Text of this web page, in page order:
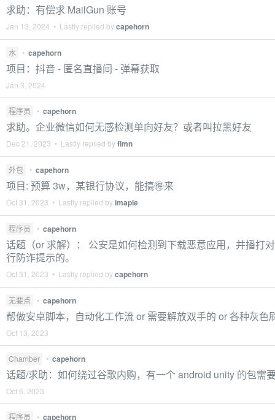
求助：有偿求 MailGun 账号
Jan 13, 2024 • Lastly replied bycapehorn
水 • capehorn
项目：抖音 - 匿名直播间 - 弹幕获取
Jan 3, 2024
程序员 • capehorn
求助。企业微信如何无感检测单向好友？或者叫拉黑好友
Dec 21, 2023 • Lastly replied byflmn
外包 • capehorn
项目: 预算 3w，某银行协议，能搞🉐️来
Oct 31, 2023 • Lastly replied byimaple
程序员 • capehorn
话题（or 求解）： 公安是如何检测到下载恶意应用，并播打
行防诈提示的。
Oct 31, 2023 • Lastly replied bycapehorn
无要点 • capehorn
帮做安卓脚本，自动化工作流 or 需要解放双手的 or 各种灰色
Oct 13, 2023
Chamber • capehorn
话题/求助：如何绕过谷歌内购，有一个 android unity 的包需
Oct 6, 2023
程序员 • capehorn